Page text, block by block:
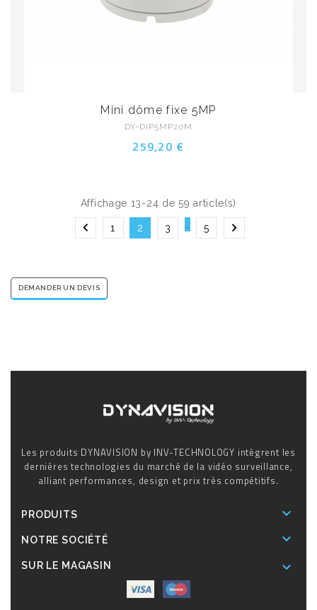
Mini dôme fixe 5MP
DY-DIP5MP20M
259,20 €
Affichage 13-24 de 59 article(s)
 1 2 3 5 
DEMANDER UN DEVIS
Les produits DYNAVISION by INV-TECHNOLOGY intègrent les
dernières technologies du marché de la vidéo surveillance,
alliant performances, design et prix très compétitifs.
PRODUITS 
NOTRE SOCIÉTÉ 
SUR LE MAGASIN 